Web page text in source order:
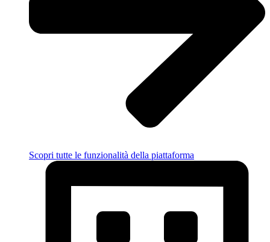
Scopri tutte le funzionalità della piattaforma